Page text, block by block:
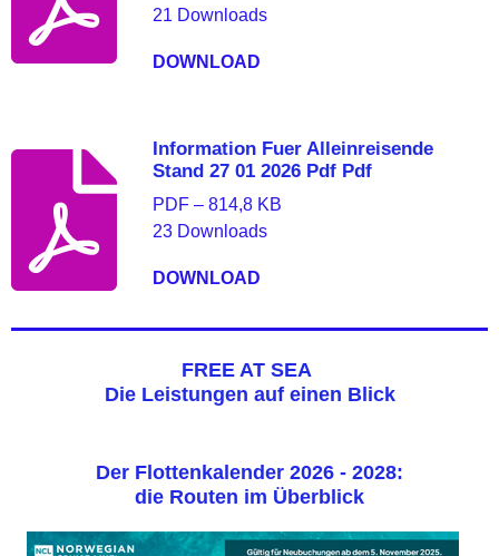
21 Downloads
DOWNLOAD
Information Fuer Alleinreisende
Stand 27 01 2026 Pdf Pdf
PDF – 814,8 KB
23 Downloads
DOWNLOAD
FREE AT SEA
Die Leistungen auf einen Blick
Der Flottenkalender 2026 - 2028:
die Routen im Überblick